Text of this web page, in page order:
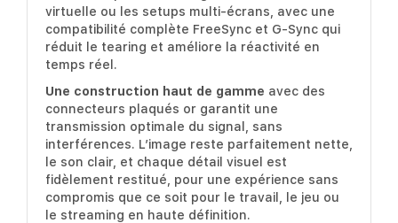
virtuelle ou les setups multi-écrans, avec une
compatibilité complète FreeSync et G-Sync qui
réduit le tearing et améliore la réactivité en
temps réel.
Une construction haut de gamme avec des
connecteurs plaqués or garantit une
transmission optimale du signal, sans
interférences. L’image reste parfaitement nette,
le son clair, et chaque détail visuel est
fidèlement restitué, pour une expérience sans
compromis que ce soit pour le travail, le jeu ou
le streaming en haute définition.